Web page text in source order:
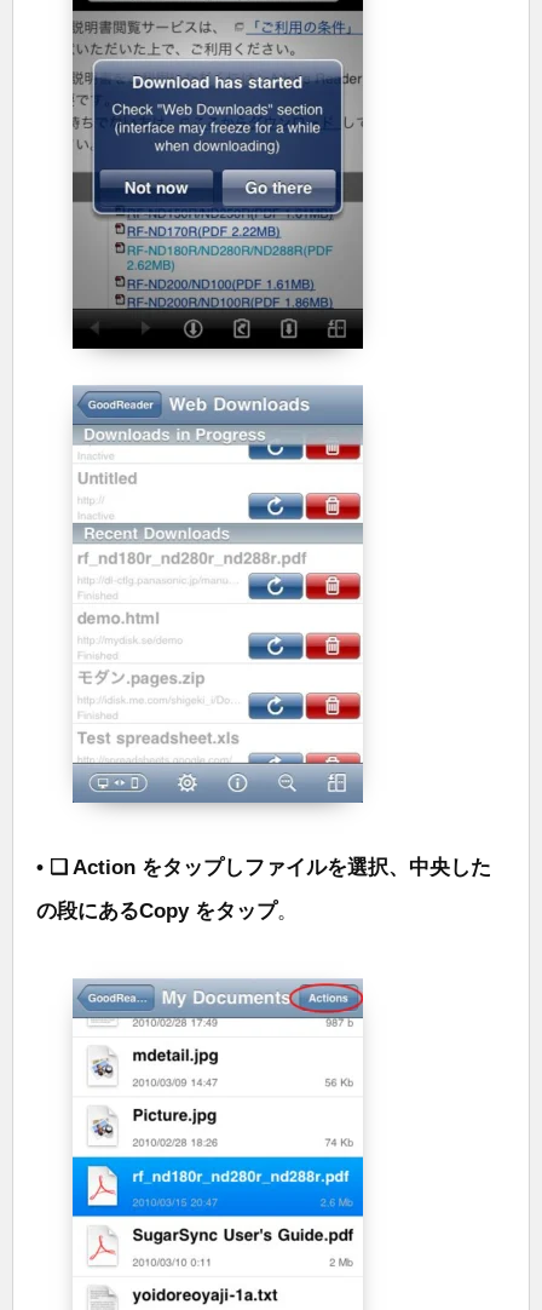
• ❑ Action をタップしファイルを選択、中央した
の段にあるCopy をタップ。